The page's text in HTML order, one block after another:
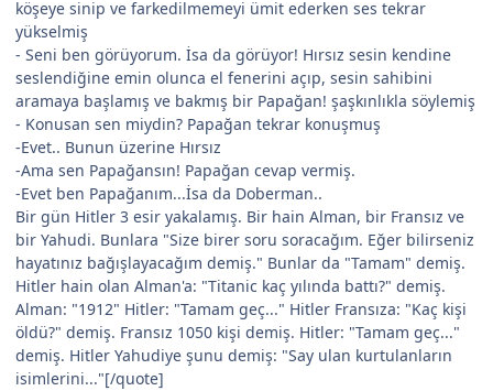
köşeye sinip ve farkedilmemeyi ümit ederken ses tekrar
yükselmiş
- Seni ben görüyorum. İsa da görüyor! Hırsız sesin kendine
seslendiğine emin olunca el fenerini açıp, sesin sahibini
aramaya başlamış ve bakmış bir Papağan! şaşkınlıkla söylemiş
- Konusan sen miydin? Papağan tekrar konuşmuş
-Evet.. Bunun üzerine Hırsız
-Ama sen Papağansın! Papağan cevap vermiş.
-Evet ben Papağanım...İsa da Doberman..
Bir gün Hitler 3 esir yakalamış. Bir hain Alman, bir Fransız ve
bir Yahudi. Bunlara "Size birer soru soracağım. Eğer bilirseniz
hayatınız bağışlayacağım demiş." Bunlar da "Tamam" demiş.
Hitler hain olan Alman'a: "Titanic kaç yılında battı?" demiş.
Alman: "1912" Hitler: "Tamam geç..." Hitler Fransıza: "Kaç kişi
öldü?" demiş. Fransız 1050 kişi demiş. Hitler: "Tamam geç..."
demiş. Hitler Yahudiye şunu demiş: "Say ulan kurtulanların
isimlerini..."[/quote]